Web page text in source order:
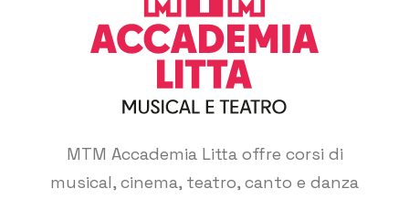
MTM Accademia Litta offre corsi di
musical, cinema, teatro, canto e danza